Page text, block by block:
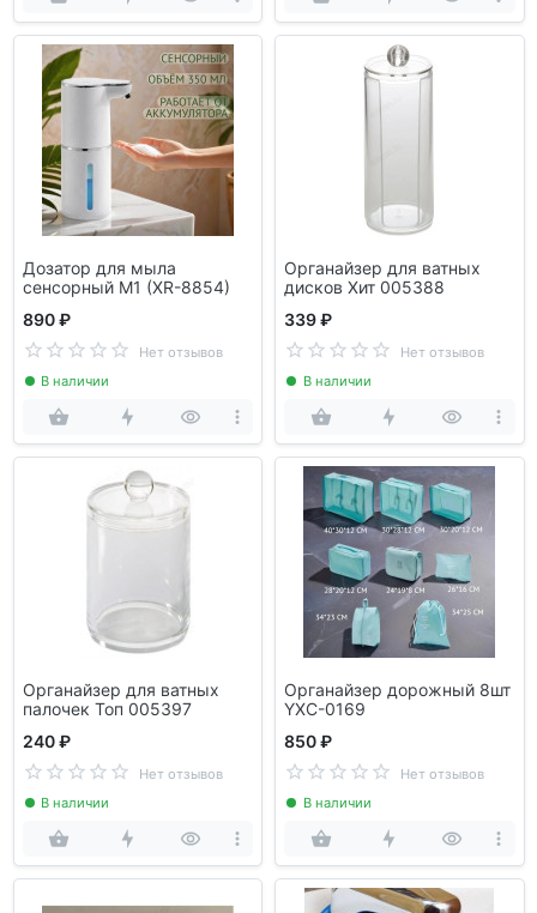
Дозатор для мыла
сенсорный М1 (XR-8854)
890 ₽
Нет отзывов
В наличии
Органайзер для ватных
дисков Хит 005388
339 ₽
Нет отзывов
В наличии
Органайзер для ватных
палочек Топ 005397
240 ₽
Нет отзывов
В наличии
Органайзер дорожный 8шт
YXC-0169
850 ₽
Нет отзывов
В наличии